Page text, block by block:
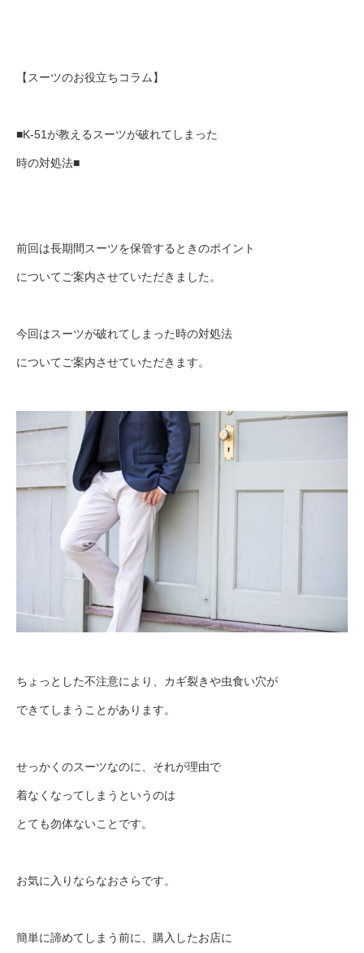
【スーツのお役立ちコラム】
■K-51が教えるスーツが破れてしまった
時の対処法■
前回は長期間スーツを保管するときのポイント
についてご案内させていただきました。
今回はスーツが破れてしまった時の対処法
についてご案内させていただきます。
ちょっとした不注意により、カギ裂きや虫食い穴が
できてしまうことがあります。
せっかくのスーツなのに、それが理由で
着なくなってしまうというのは
とても勿体ないことです。
お気に入りならなおさらです。
簡単に諦めてしまう前に、購入したお店に